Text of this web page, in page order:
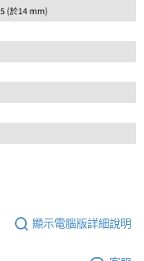
顯示電腦版詳細說明